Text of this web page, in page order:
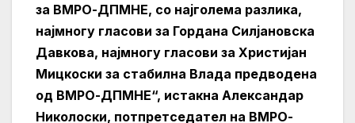
за ВМРО-ДПМНЕ, со најголема разлика,
најмногу гласови за Гордана Силјановска
Давкова, најмногу гласови за Христијан
Мицкоски за стабилна Влада предводена
од ВМРО-ДПМНЕ“, истакна Александар
Николоски, потпретседател на ВМРО-